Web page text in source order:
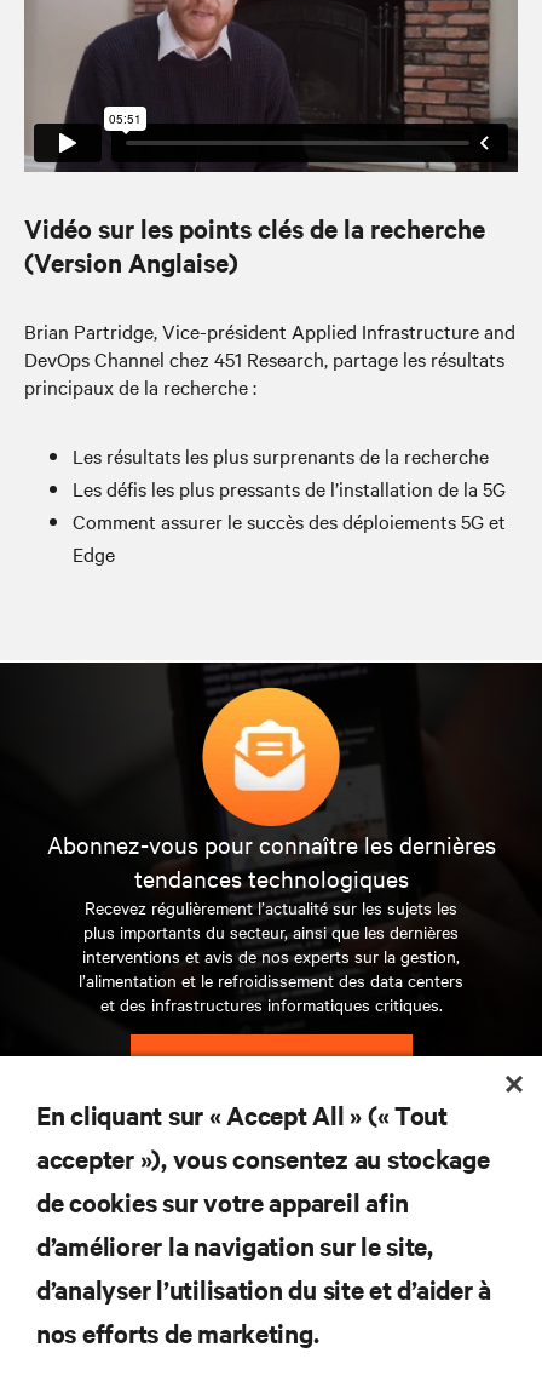
Vidéo sur les points clés de la recherche
(Version Anglaise)
Brian Partridge, Vice-président Applied Infrastructure and
DevOps Channel chez 451 Research, partage les résultats
principaux de la recherche :
Les résultats les plus surprenants de la recherche
Les défis les plus pressants de l’installation de la 5G
Comment assurer le succès des déploiements 5G et
Edge
Abonnez-vous pour connaître les dernières
tendances technologiques
Recevez régulièrement l’actualité sur les sujets les
plus importants du secteur, ainsi que les dernières
interventions et avis de nos experts sur la gestion,
l’alimentation et le refroidissement des data centers
et des infrastructures informatiques critiques.
S’INSCRIRE MAINTENANT
SUPPORT
SOCIÉTÉ
En cliquant sur « Accept All » (« Tout
accepter »), vous consentez au stockage
de cookies sur votre appareil afin
d’améliorer la navigation sur le site,
d’analyser l’utilisation du site et d’aider à
nos efforts de marketing.